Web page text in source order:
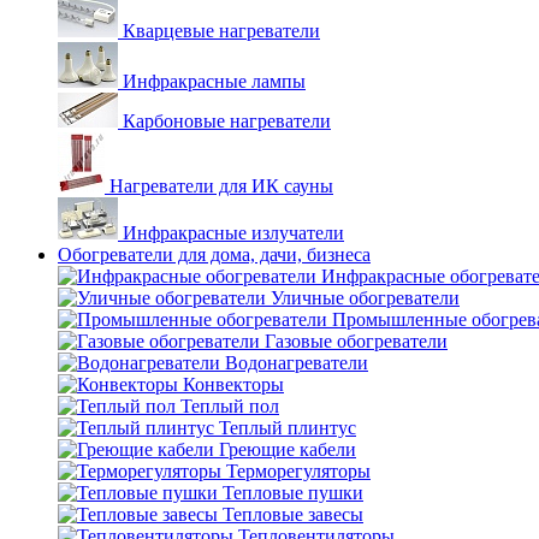
Кварцевые нагреватели
Инфракрасные лампы
Карбоновые нагреватели
Нагреватели для ИК сауны
Инфракрасные излучатели
Обогреватели для дома, дачи, бизнеса
Инфракрасные
Уличные обогреватели
Промышленные
Газовые обогреватели
Водонагреватели
Конвекторы
Теплый пол
Теплый плинтус
Греющие кабели
Терморегуляторы
Тепловые пушки
Тепловые завесы